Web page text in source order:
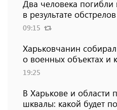
Два человека
в результате
09:15
Харьковчанин
о военных объектах и
19:25
В Харькове и области
шквалы: какой будет